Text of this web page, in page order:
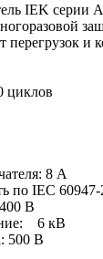
IEK серии
перегрузок и
циклов
8 А
по IEC
В
6 кВ
500 В